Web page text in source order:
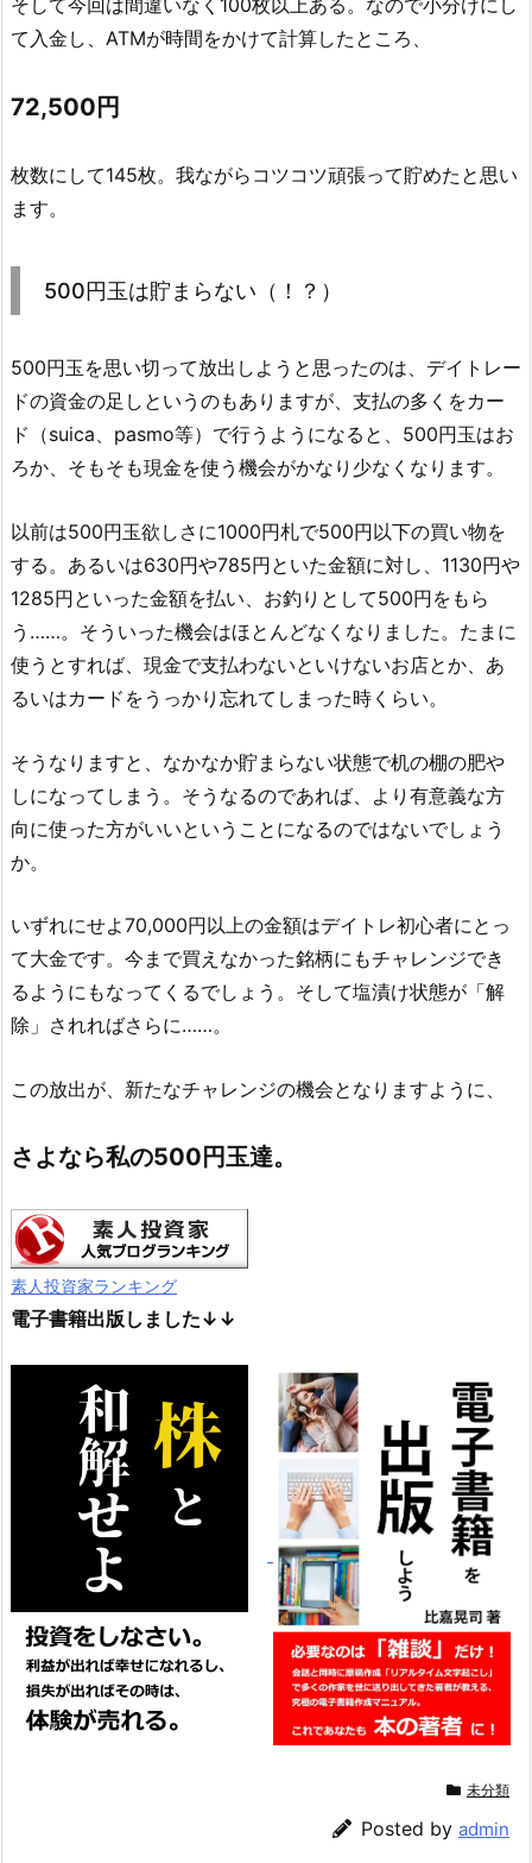
そして今回は間違いなく100枚以上ある。なので小分けにし
て入金し、ATMが時間をかけて計算したところ、
72,500円
枚数にして145枚。我ながらコツコツ頑張って貯めたと思い
ます。
500円玉は貯まらない（！？）
500円玉を思い切って放出しようと思ったのは、デイトレー
ドの資金の足しというのもありますが、支払の多くをカー
ド（suica、pasmo等）で行うようになると、500円玉はお
ろか、そもそも現金を使う機会がかなり少なくなります。
以前は500円玉欲しさに1000円札で500円以下の買い物を
する。あるいは630円や785円といた金額に対し、1130円や
1285円といった金額を払い、お釣りとして500円をもら
う……。そういった機会はほとんどなくなりました。たまに
使うとすれば、現金で支払わないといけないお店とか、あ
るいはカードをうっかり忘れてしまった時くらい。
そうなりますと、なかなか貯まらない状態で机の棚の肥や
しになってしまう。そうなるのであれば、より有意義な方
向に使った方がいいということになるのではないでしょう
か。
いずれにせよ70,000円以上の金額はデイトレ初心者にとっ
て大金です。今まで買えなかった銘柄にもチャレンジでき
るようにもなってくるでしょう。そして塩漬け状態が「解
除」されればさらに……。
この放出が、新たなチャレンジの機会となりますように、
さよなら私の500円玉達。
素人投資家ランキング
電子書籍出版しました↓↓
未分類
Posted by admin